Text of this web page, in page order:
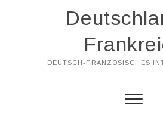
DEUTSCH-FRANZÖSISCHES